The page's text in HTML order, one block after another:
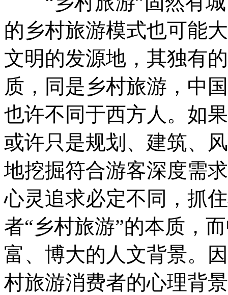
的乡村旅游模式也可能
文明的发源地，其独有
质，同是乡村旅游，中
也许不同于西方人。如
或许只是规划、建筑、
地挖掘符合游客深度需
心灵追求必定不同，抓
者“乡村旅游”的本质，
富、博大的人文背景。
村旅游消费者的心理背